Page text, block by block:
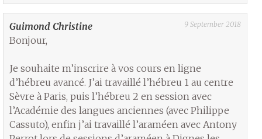
Guimond Christine 9 September 2018
Bonjour,
Je souhaite m’inscrire à vos cours en ligne
d’hébreu avancé. J’ai travaillé l’hébreu 1 au centre
Sèvre à Paris, puis l’hébreu 2 en session avec
l’Académie des langues anciennes (avec Philippe
Cassuto), enfin j’ai travaillé l’araméen avec Antony